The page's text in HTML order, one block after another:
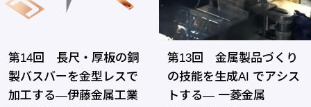
第14回 長尺・厚板の銅
製バスバーを金型レスで
加工する―伊藤金属工業
第13回 金属製品づくり
の技能を生成AI でアシス
トする― 一菱金属